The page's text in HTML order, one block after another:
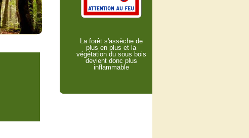
La forêt s'assèche de
plus en plus et la
végétation du sous bois
devient donc plus
inflammable